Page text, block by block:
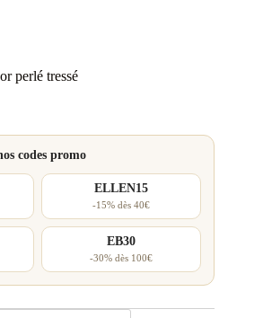
perlé tressé
codes promo
ELLEN15
-15% dès 40€
EB30
-30% dès 100€